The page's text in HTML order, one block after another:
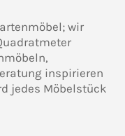
wir
inspirieren
jedes Möbelstück